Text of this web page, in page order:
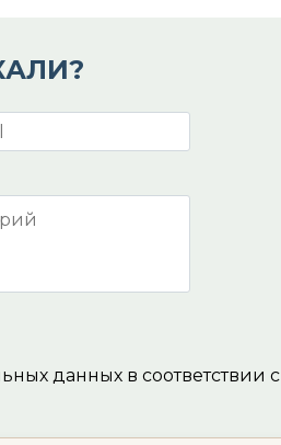
данных в соответствии с